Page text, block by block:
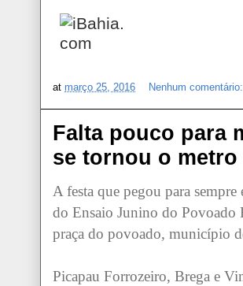
at março 25, 2016 Nenhum comentário:
Falta pouco para
se tornou o
A festa que pegou para
do Ensaio Junino do Povoado
praça do povoado, município
Picapau Forrozeiro, Brega e